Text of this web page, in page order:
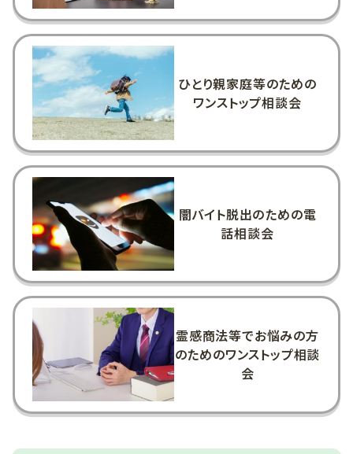
ひとり親家庭等のための
ワンストップ相談会
闇バイト脱出のための電
話相談会
霊感商法等でお悩みの方
のためのワンストップ相談
会